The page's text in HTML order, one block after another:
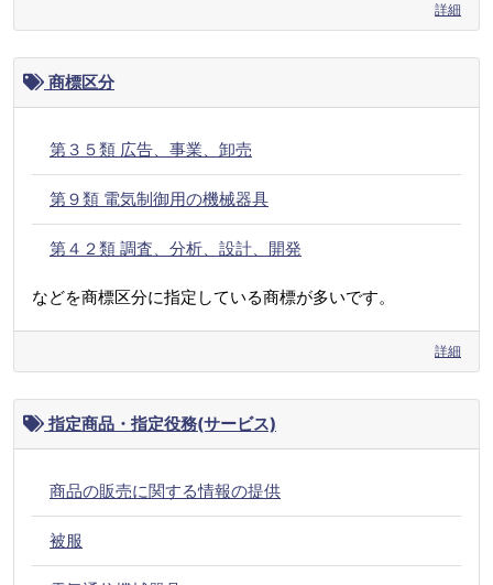
詳細
商標区分
第３５類 広告、事業、卸売
第９類 電気制御用の機械器具
第４２類 調査、分析、設計、開発
などを商標区分に指定している商標が多いです。
詳細
指定商品・指定役務(サービス)
商品の販売に関する情報の提供
被服